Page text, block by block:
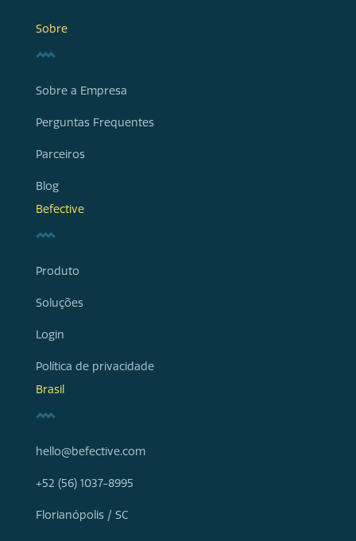
Sobre
Sobre a Empresa
Perguntas Frequentes
Parceiros
Blog
Befective
Produto
Soluções
Login
Política de privacidade
Brasil
hello@befective.com
+52 (56) 1037-8995
Florianópolis / SC